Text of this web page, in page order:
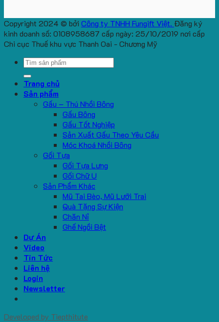
Copyright 2024 © bởi Công ty TNHH Fungift Việt. Đăng ký
kinh doanh số: 0108958687 cấp ngày: 25/10/2019 nơi cấp
Chi cục Thuế khu vực Thanh Oai - Chương Mỹ
Search
Trang chủ
Sản phẩm
Gấu – Thú Nhồi Bông
Gấu Bông
Gấu Tốt Nghiệp
Sản Xuất Gấu Theo Yêu Cầu
Móc Khoá Nhồi Bông
Gối Tựa
Gối Tựa Lưng
Gối Chữ U
Sản Phẩm Khác
Mũ Tai Bèo, Mũ Lưỡi Trai
Quà Tặng Sự Kiện
Chăn Nỉ
Ghế Ngồi Bệt
Dự Án
Video
Tin Tức
Liên hệ
Login
Newsletter
Developed by Tiepthitute